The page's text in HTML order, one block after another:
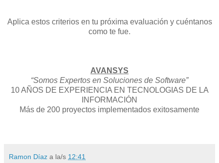
Aplica estos criterios en tu próxima evaluación y cuéntanos
como te fue.
AVANSYS
“Somos Expertos en Soluciones de Software”
10 AÑOS DE EXPERIENCIA EN TECNOLOGIAS DE LA
INFORMACIÓN
Más de 200 proyectos implementados exitosamente
Ramon Díaz a la/s 12:41